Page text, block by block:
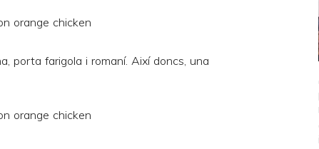
porta farigola i romaní. Així doncs, una